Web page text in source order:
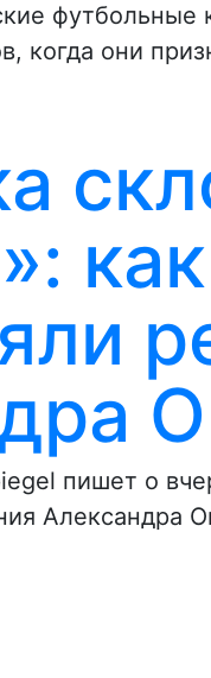
когда они
пишет о
Александра